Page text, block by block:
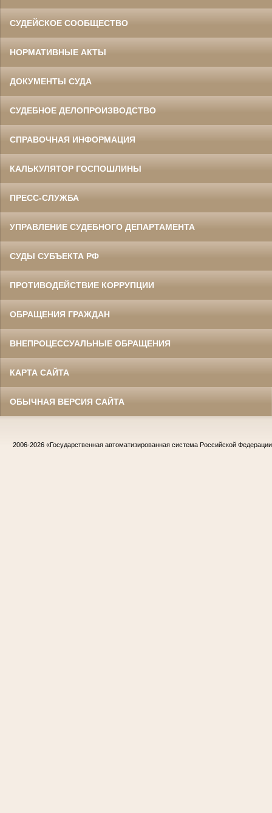
СУДЕЙСКОЕ СООБЩЕСТВО
НОРМАТИВНЫЕ АКТЫ
ДОКУМЕНТЫ СУДА
СУДЕБНОЕ ДЕЛОПРОИЗВОДСТВО
СПРАВОЧНАЯ ИНФОРМАЦИЯ
КАЛЬКУЛЯТОР ГОСПОШЛИНЫ
ПРЕСС-СЛУЖБА
УПРАВЛЕНИЕ СУДЕБНОГО ДЕПАРТАМЕНТА
СУДЫ СУБЪЕКТА РФ
ПРОТИВОДЕЙСТВИЕ КОРРУПЦИИ
ОБРАЩЕНИЯ ГРАЖДАН
ВНЕПРОЦЕССУАЛЬНЫЕ ОБРАЩЕНИЯ
КАРТА САЙТА
ОБЫЧНАЯ ВЕРСИЯ САЙТА
2006-2026 «Государственная автоматизированная система Российской